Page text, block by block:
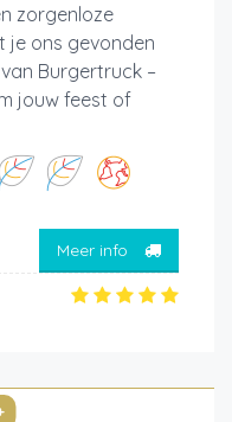
zorgenloze
je ons gevonden
Burgertruck –
jouw feest of
Meer info